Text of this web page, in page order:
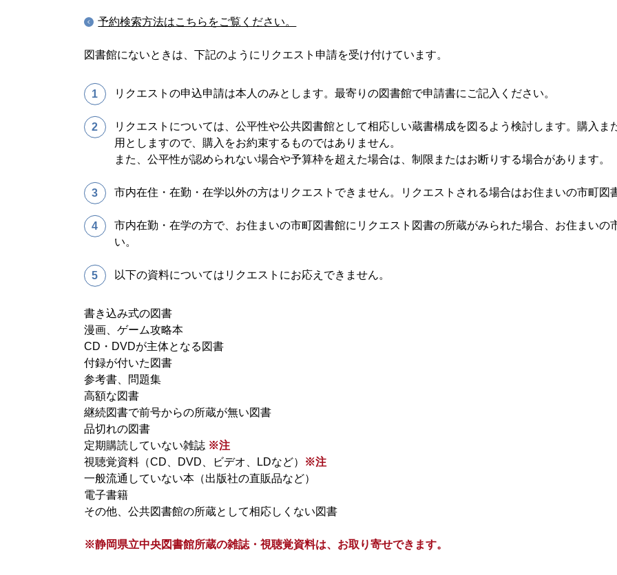
予約検索方法はこちらをご覧ください。
図書館にないときは、下記のようにリクエスト申請を受け付けています。
リクエストの申込申請は本人のみとします。最寄りの図書館で申請書にご記入ください。
リクエストについては、公平性や公共図書館として相応しい蔵書構成を図るよう検討します。購入ま
用としますので、購入をお約束するものではありません。
また、公平性が認められない場合や予算枠を超えた場合は、制限またはお断りする場合があります。
市内在住・在勤・在学以外の方はリクエストできません。リクエストされる場合はお住まいの市町図
市内在勤・在学の方で、お住まいの市町図書館にリクエスト図書の所蔵がみられた場合、お住まいの
い。
以下の資料についてはリクエストにお応えできません。
書き込み式の図書
漫画、ゲーム攻略本
CD・DVDが主体となる図書
付録が付いた図書
参考書、問題集
高額な図書
継続図書で前号からの所蔵が無い図書
品切れの図書
定期購読していない雑誌 ※注
視聴覚資料（CD、DVD、ビデオ、LDなど）
※注
一般流通していない本（出版社の直販品など）
電子書籍
その他、公共図書館の所蔵として相応しくない図書
※静岡県立中央図書館所蔵の雑誌・視聴覚資料は、お取り寄せできます。